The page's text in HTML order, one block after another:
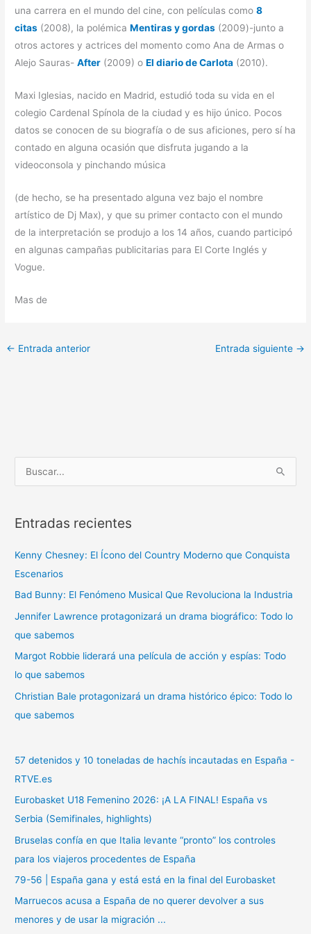
una carrera en el mundo del cine, con películas como8
citas (2008), la polémicaMentiras y gordas (2009)-junto a
otros actores y actrices del momento como Ana de Armas o
Alejo Sauras-After (2009) oEl diario de Carlota (2010).
Maxi Iglesias, nacido en Madrid, estudió toda su vida en el
colegio Cardenal Spínola de la ciudad y es hijo único. Pocos
datos se conocen de su biografía o de sus aficiones, pero sí ha
contado en alguna ocasión que disfruta jugando a la
videoconsola y pinchando música
(de hecho, se ha presentado alguna vez bajo el nombre
artístico de Dj Max), y que su primer contacto con el mundo
de la interpretación se produjo a los 14 años, cuando participó
en algunas campañas publicitarias para El Corte Inglés y
Vogue.
Mas de
← Entrada anterior Entrada siguiente →
u
c
r
p
o
r
:
Entradas recientes
Kenny Chesney: El Ícono del Country Moderno que Conquista
Escenarios
Bad Bunny: El Fenómeno Musical Que Revoluciona la Industria
Jennifer Lawrence protagonizará un drama biográfico: Todo lo
que sabemos
Margot Robbie liderará una película de acción y espías: Todo
lo que sabemos
Christian Bale protagonizará un drama histórico épico: Todo lo
que sabemos
57 detenidos y 10 toneladas de hachís incautadas en España -
RTVE.es
Eurobasket U18 Femenino 2026: ¡A LA FINAL! España vs
Serbia (Semifinales, highlights)
Bruselas confía en que Italia levante “pronto” los controles
para los viajeros procedentes de España
79-56 | España gana y está está en la final del Eurobasket
Marruecos acusa a España de no querer devolver a sus
menores y de usar la migración ...